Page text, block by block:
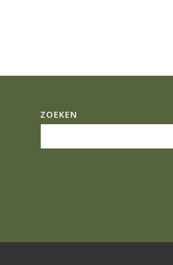
ZOEKEN